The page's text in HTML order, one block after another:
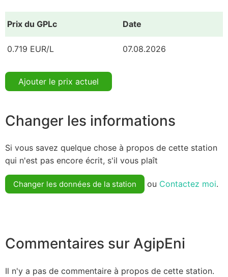
Prix du GPLc Date
0.719 EUR/L 07.08.2026
Ajouter le prix actuel
Changer les informations
Si vous savez quelque chose à propos de cette station
qui n'est pas encore écrit, s'il vous plaît
Changer les données de la station ou Contactez moi.
Commentaires sur AgipEni
Il n'y a pas de commentaire à propos de cette station.